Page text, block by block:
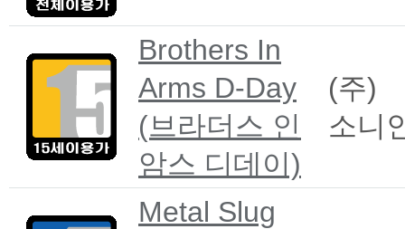
Brothers In
Arms D-Day
(브라더스 인
암스 디데이)
(주)
소니
Metal Slug